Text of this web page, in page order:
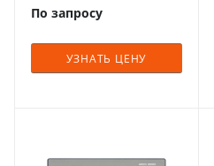
По запросу
УЗНАТЬ ЦЕНУ